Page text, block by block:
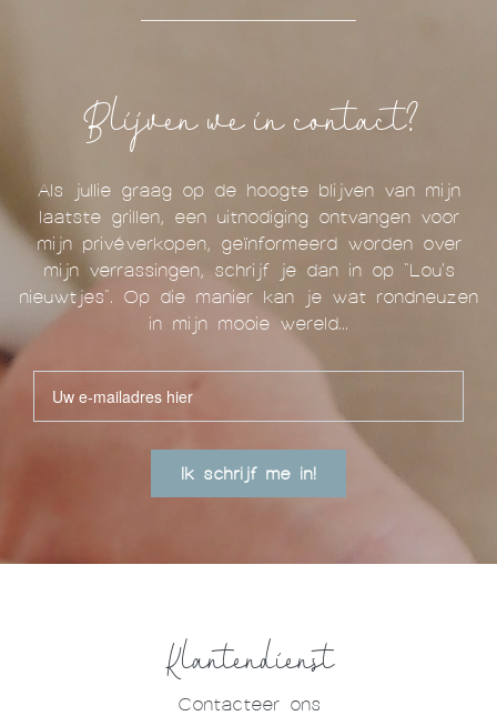
Blijven we in contact?
Als jullie graag op de hoogte blijven van mijn
laatste grillen, een uitnodiging ontvangen voor
mijn privéverkopen, geïnformeerd worden over
mijn verrassingen, schrijf je dan in op "Lou's
nieuwtjes". Op die manier kan je wat rondneuzen
in mijn mooie wereld...
Ik schrijf me in!
Klantendienst
Contacteer ons